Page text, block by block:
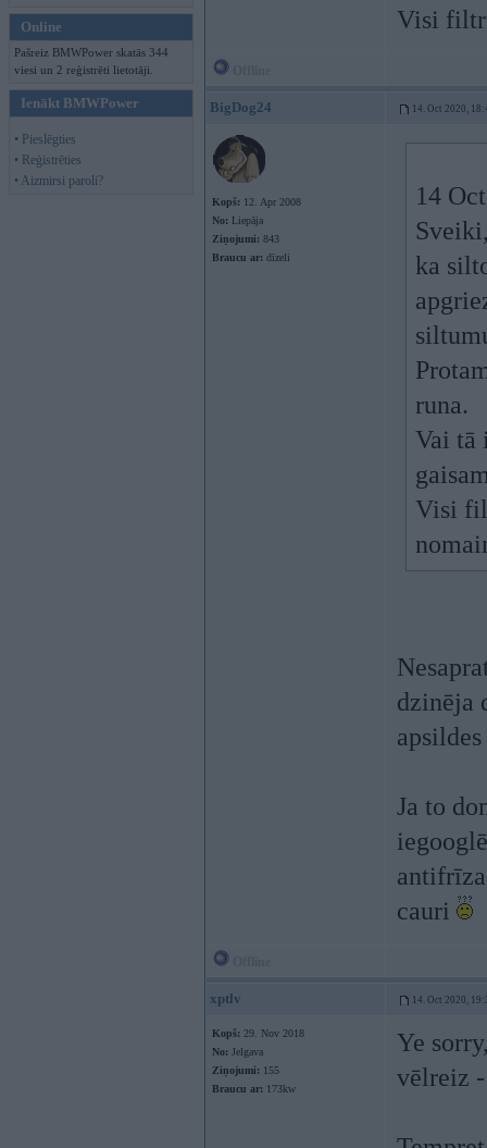
Online
Pašreiz BMWPower skatās 344
viesi un 2 reģistrēti lietotāji.
Ienākt BMWPower
• Pieslēgties
• Reģistrēties
• Aizmirsi paroli?
Visi
BigDog24 14. Oct 2020,
Kopš: 12. Apr 2008
No: Liepāja
Ziņojumi: 843
Braucu ar: dīzeli
14
ka
runa.
Vai tā
Visi
dzinēja
Ja to
cauri
xptlv 14. Oct 2020,
Kopš: 29. Nov 2018
No: Jelgava
Ziņojumi: 155
Braucu ar: 173kw
Ye
vēlreiz -